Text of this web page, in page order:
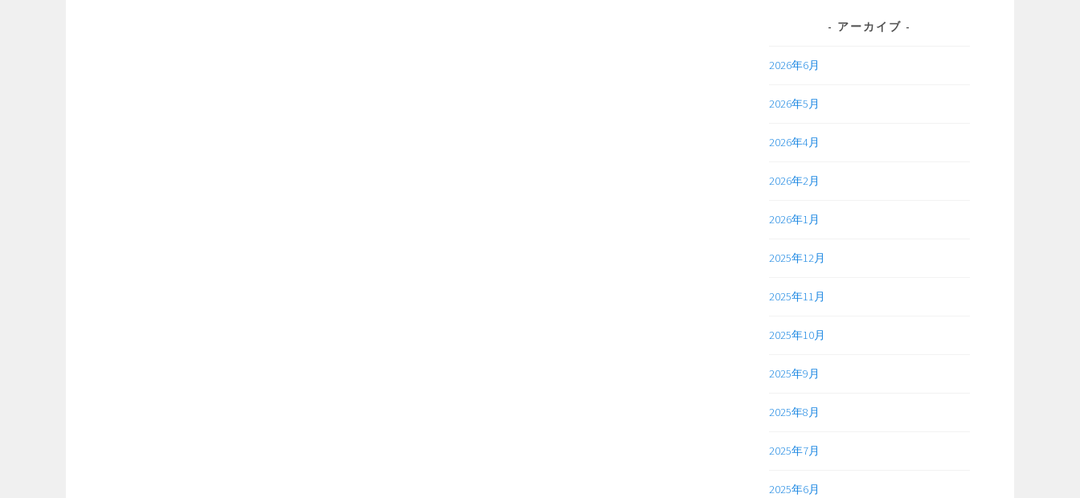
アーカイブ
2026年6月
2026年5月
2026年4月
2026年2月
2026年1月
2025年12月
2025年11月
2025年10月
2025年9月
2025年8月
2025年7月
2025年6月